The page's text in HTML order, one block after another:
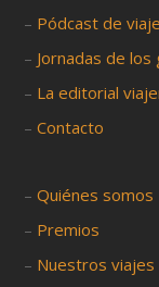
– Pódcast de
– Jornadas de
– La editorial
–Contacto
–Quiénes somos
– Premios
– Nuestros viajes